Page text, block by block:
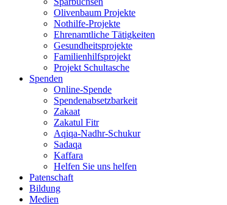
Olivenbaum Projekte
Nothilfe-Projekte
Ehrenamtliche Tätigkeiten
Gesundheitsprojekte
Familienhilfsprojekt
Projekt Schultasche
Spenden
Online-Spende
Spendenabsetzbarkeit
Zakaat
Zakatul Fitr
Aqiqa-Nadhr-Schukur
Sadaqa
Kaffara
Helfen Sie uns helfen
Patenschaft
Bildung
Medien